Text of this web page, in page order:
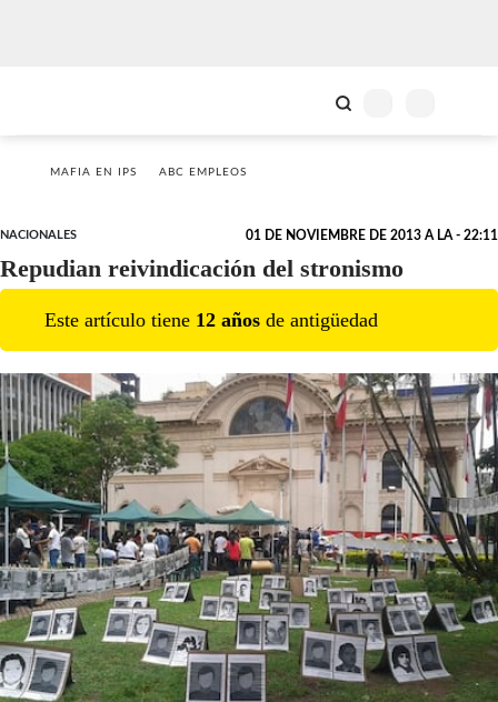
MAFIA EN IPS ABC EMPLEOS
NACIONALES 01 DE NOVIEMBRE DE 2013 A LA - 22:11
Repudian reivindicación del stronismo
Este artículo tiene 12 años de antigüedad